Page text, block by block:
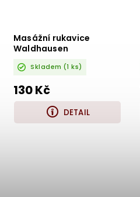
Masážní rukavice
Waldhausen
Skladem (1 ks)
130 Kč
DETAIL